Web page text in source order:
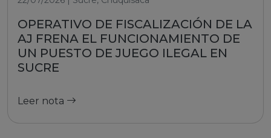
OPERATIVO DE FISCALIZACIÓN DE LA
AJ FRENA EL FUNCIONAMIENTO DE
UN PUESTO DE JUEGO ILEGAL EN
SUCRE
Leer nota